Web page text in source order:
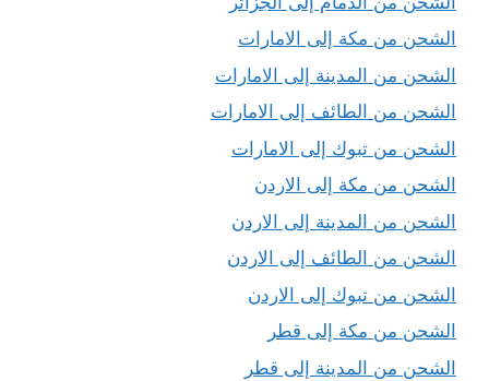
الشحن من مكة إلى الامارات
الشحن من المدينة إلى الامارات
الشحن من الطائف إلى الامارات
الشحن من تبوك إلى الامارات
الشحن من مكة إلى الاردن
الشحن من المدينة إلى الاردن
الشحن من الطائف إلى الاردن
الشحن من تبوك إلى الاردن
الشحن من مكة إلى قطر
الشحن من المدينة إلى قطر